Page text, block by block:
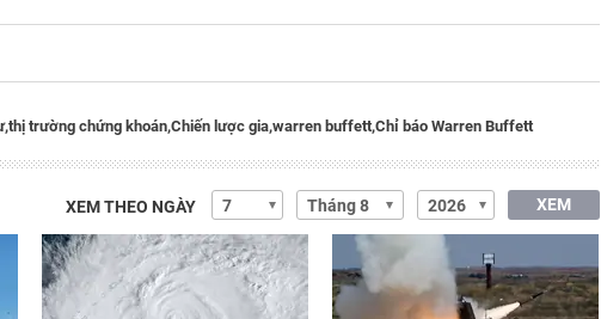
thị trường chứng khoán,Chiến lược gia,warren buffett,Chỉ báo Warren Buffett
XEM THEO NGÀY XEM